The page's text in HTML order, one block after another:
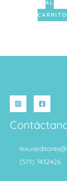
AL
CARRITO
(571) 7432426